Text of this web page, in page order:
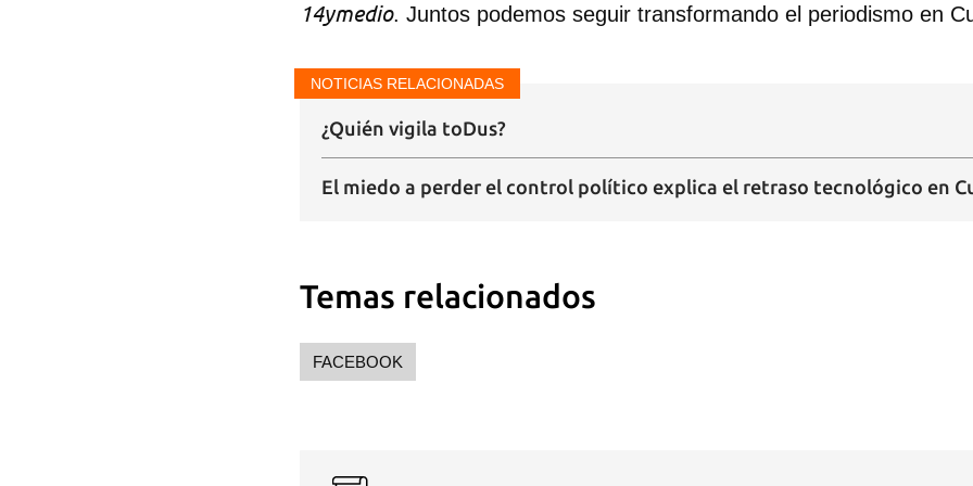
14ymedio. Juntos podemos seguir transformando el periodismo en
NOTICIAS RELACIONADAS
¿Quién vigila toDus?
El miedo a perder el control político explica el retraso tecnológico en
Temas relacionados
FACEBOOK